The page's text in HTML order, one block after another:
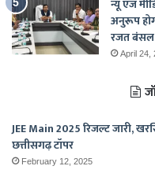
न्यू एज
अनुरूप
रजत बंसल
April 24,
JEE Main 2025 रिजल्ट जारी,
छत्तीसगढ़ टॉपर
February 12, 2025